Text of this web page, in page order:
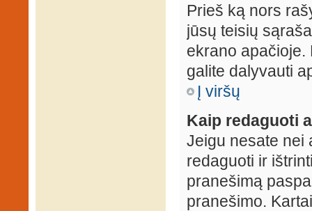
Prieš ką nors
jūsų teisių
ekrano apačioje.
galite dalyvauti
Į viršų
Kaip redaguoti
Jeigu nesate nei
redaguoti ir
pranešimą
pranešimo.